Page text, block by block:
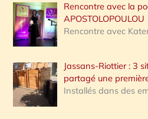
Rencontre avec la
APOSTOLOPOULOU
Rencontre avec
Jassans-Riottier : 3
partagé une
Installés dans des